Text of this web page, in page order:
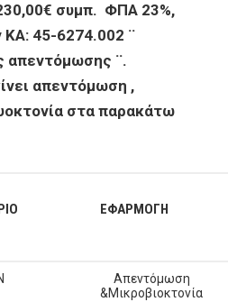
συμπ. ΦΠΑ 23%,
ΚΑ: 45-6274.002 ¨
απεντόμωσης ¨.
απεντόμωση ,
στα παρακάτω
ΕΦΑΡΜΟΓΗ
Απεντόμωση
&Μικροβιοκτονία